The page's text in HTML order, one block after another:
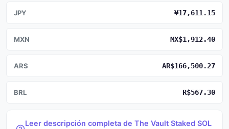
JPY ¥17,611.15
MXN MX$1,912.40
ARS AR$166,500.27
BRL R$567.30
Leer descripción completa de The Vault Staked SOL